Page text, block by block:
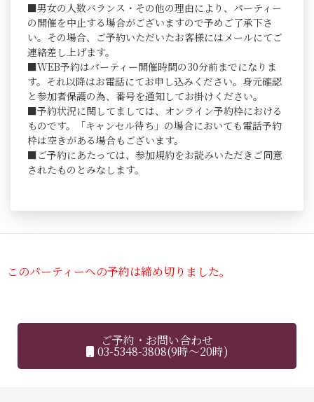
■男女の人数バランス・その他の理由により、パーティー
の開催を中止する場合がございますので予めご了承下さ
い。その場合、ご予約いただいたお客様にはメールにてご
連絡差し上げます。
■WEB予約はパーティー開催時間の30分前までになりま
す。それ以降はお電話にてお申し込みください。身元確認
と参加者保護の為、番号を通知してお掛けください。
■予約状況に関してましては、オンライン予約枠における
ものです。「キャンセル待ち」の場合においても電話予約
枠は空きがある場合もございます。
■ご予約にあたっては、参加規約をお読みいただきご同意
されたものとみなします。
このパーティーへの予約は締め切りました。
ご予約・お問い合わせ
03-5348-3808(9時～20時)